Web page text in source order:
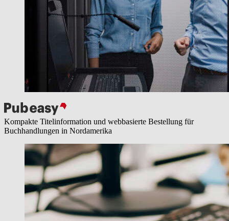
Kompakte Titelinformation und webbasierte Bestellung für
Buchhandlungen in Nordamerika